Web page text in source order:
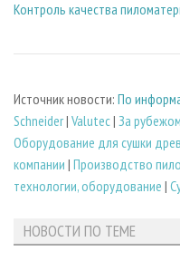
Контроль качества
Источник новости: По
Schneider| Valutec| За рубежом
Оборудование для сушки
компании | Производство
технологии, оборудование |
НОВОСТИ ПО ТЕМЕ